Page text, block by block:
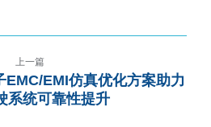
上一篇
EMC/EMI仿真优化方案助力
系统可靠性提升